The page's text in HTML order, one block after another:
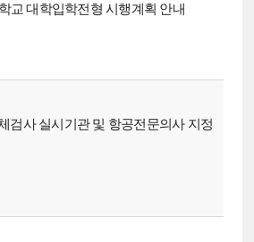
교 대학입학전형 시행계획 안내
검사 실시기관 및 항공전문의사 지정